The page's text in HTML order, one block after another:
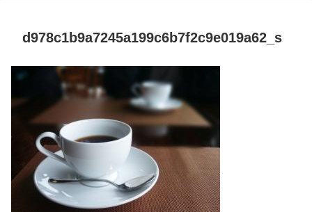
d978c1b9a7245a199c6b7f2c9e019a62_s